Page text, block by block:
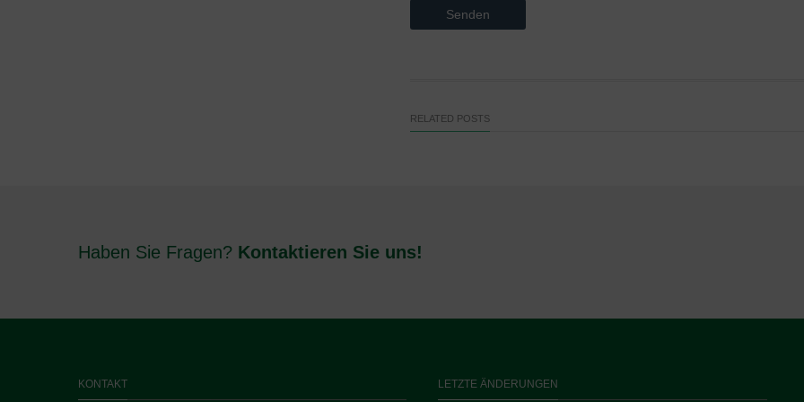
RELATED POSTS
Haben Sie Fragen? Kontaktieren Sie uns!
KONTAKT LETZTE ÄNDERUNGEN